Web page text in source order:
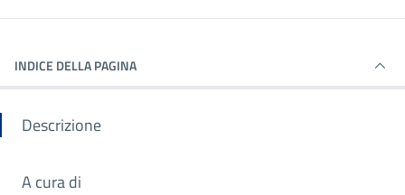
INDICE DELLA PAGINA
Descrizione
A cura di